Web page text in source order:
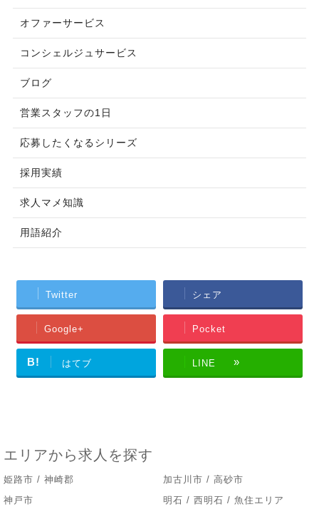
オファーサービス
コンシェルジュサービス
ブログ
営業スタッフの1日
応募したくなるシリーズ
採用実績
求人マメ知識
用語紹介
Twitter シェア
Google+ Pocket
B! はてブ LINE
エリアから求人を探す
姫路市 / 神崎郡
加古川市 / 高砂市
神戸市
明石 / 西明石 / 魚住エリア